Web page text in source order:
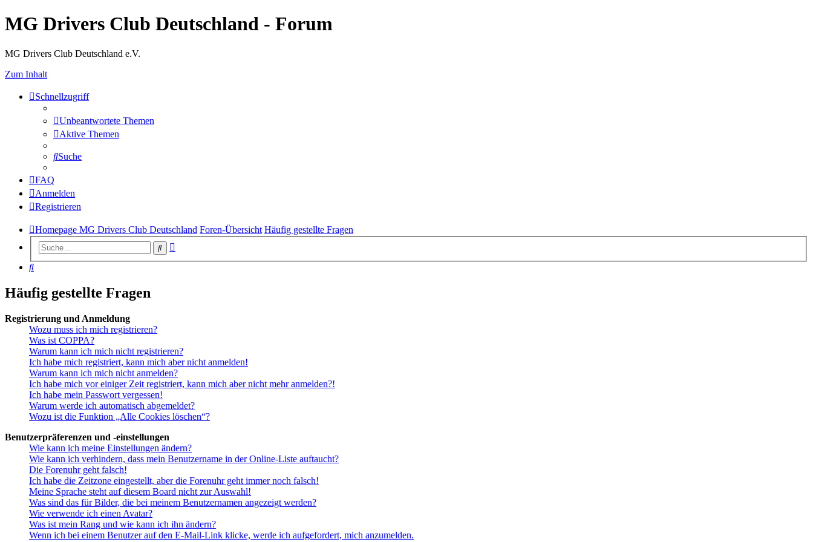
MG Drivers Club Deutschland - Forum
MG Drivers Club Deutschland e.V.
Zum Inhalt
Schnellzugriff
Unbeantwortete Themen
Aktive Themen
Suche
FAQ
Anmelden
Registrieren
Homepage MG Drivers Club Deutschland Foren-Übersicht Häufig gestellte Fragen
Suche
Suche
Häufig gestellte Fragen
Registrierung und Anmeldung
Wozu muss ich mich registrieren?
Was ist COPPA?
Warum kann ich mich nicht registrieren?
Ich habe mich registriert, kann mich aber nicht anmelden!
Warum kann ich mich nicht anmelden?
Ich habe mich vor einiger Zeit registriert, kann mich aber nicht mehr anmelden?!
Ich habe mein Passwort vergessen!
Warum werde ich automatisch abgemeldet?
Wozu ist die Funktion „Alle Cookies löschen“?
Benutzerpräferenzen und -einstellungen
Wie kann ich meine Einstellungen ändern?
Wie kann ich verhindern, dass mein Benutzername in der Online-Liste auftaucht?
Die Forenuhr geht falsch!
Ich habe die Zeitzone eingestellt, aber die Forenuhr geht immer noch falsch!
Meine Sprache steht auf diesem Board nicht zur Auswahl!
Was sind das für Bilder, die bei meinem Benutzernamen angezeigt werden?
Wie verwende ich einen Avatar?
Was ist mein Rang und wie kann ich ihn ändern?
Wenn ich bei einem Benutzer auf den E-Mail-Link klicke, werde ich aufgefordert, mich anzumelden.